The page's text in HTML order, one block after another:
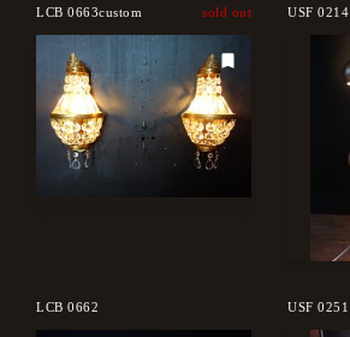
LCB 0663custom sold out USF 0214
LCB 0662 USF 0251